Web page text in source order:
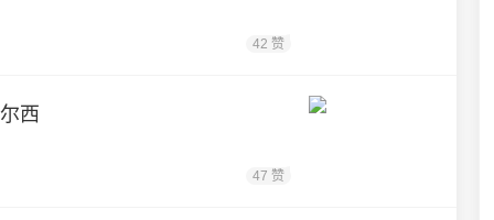
42 赞
西
47 赞